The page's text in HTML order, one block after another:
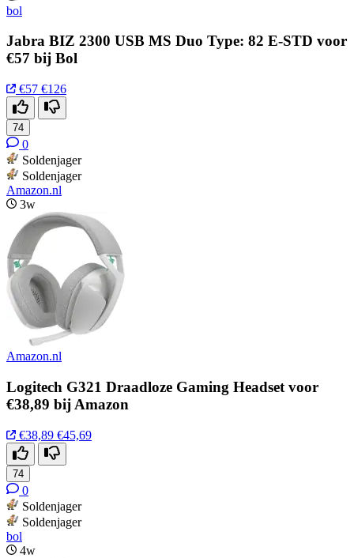
bol
Jabra BIZ 2300 USB MS Duo Type: 82 E-STD voor
€57 bij Bol
€57 €126
74
0
Soldenjager
Soldenjager
Amazon.nl
3w
Amazon.nl
Logitech G321 Draadloze Gaming Headset voor
€38,89 bij Amazon
€38,89 €45,69
74
0
Soldenjager
Soldenjager
bol
4w